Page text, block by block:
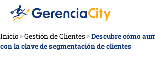
Inicio »Gestión de Clientes »Descubre cómo
con la clave de segmentación de clientes